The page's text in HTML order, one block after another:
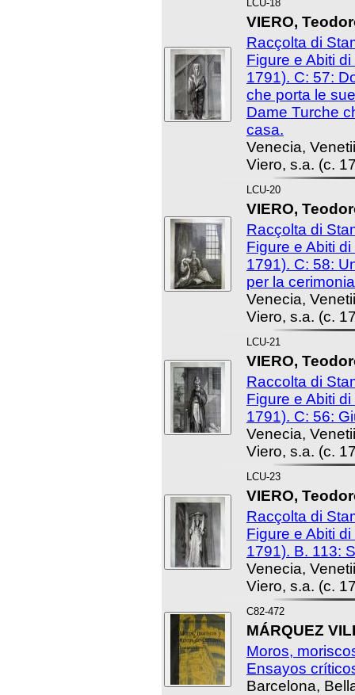
LCU-18
VIERO,
Racçolta di
Figure e Abiti
1791). C: 57:
che porta le
Dame Turche
casa.
Venecia,
Viero, s.a. (c.
LCU-20
VIERO,
Racçolta di
Figure e Abiti
1791). C: 58:
per la
Venecia,
Viero, s.a. (c.
LCU-21
VIERO,
Raccolta di
Figure e Abiti
1791). C: 56:
Venecia,
Viero, s.a. (c.
LCU-23
VIERO,
Racçolta di
Figure e Abiti
1791). B. 113:
Venecia,
Viero, s.a. (c.
C82-472
MÁRQUEZ
Moros,
Ensayos
Barcelona,